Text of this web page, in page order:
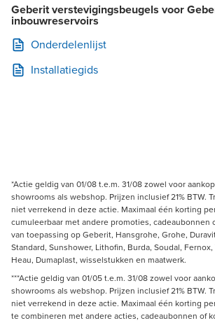
Geberit verstevigingsbeugels voor
inbouwreservoirs
Onderdelenlijst
Installatiegids
*Actie geldig van 01/08 t.e.m. 31/08 zowel voor
showrooms als webshop. Prijzen inclusief 21% BTW.
niet verrekend in deze actie. Maximaal één korting
cumuleerbaar met andere promoties, cadeaubonnen
van toepassing op Geberit, Hansgrohe, Grohe,
Standard, Sunshower, Lithofin, Burda, Soudal, Fernox,
Heau, Dumaplast, wisselstukken en maatwerk.
***Actie geldig van 01/05 t.e.m. 31/08 zowel voor
showrooms als webshop. Prijzen inclusief 21% BTW.
niet verrekend in deze actie. Maximaal één korting
te combineren met andere acties, cadeaubonnen of